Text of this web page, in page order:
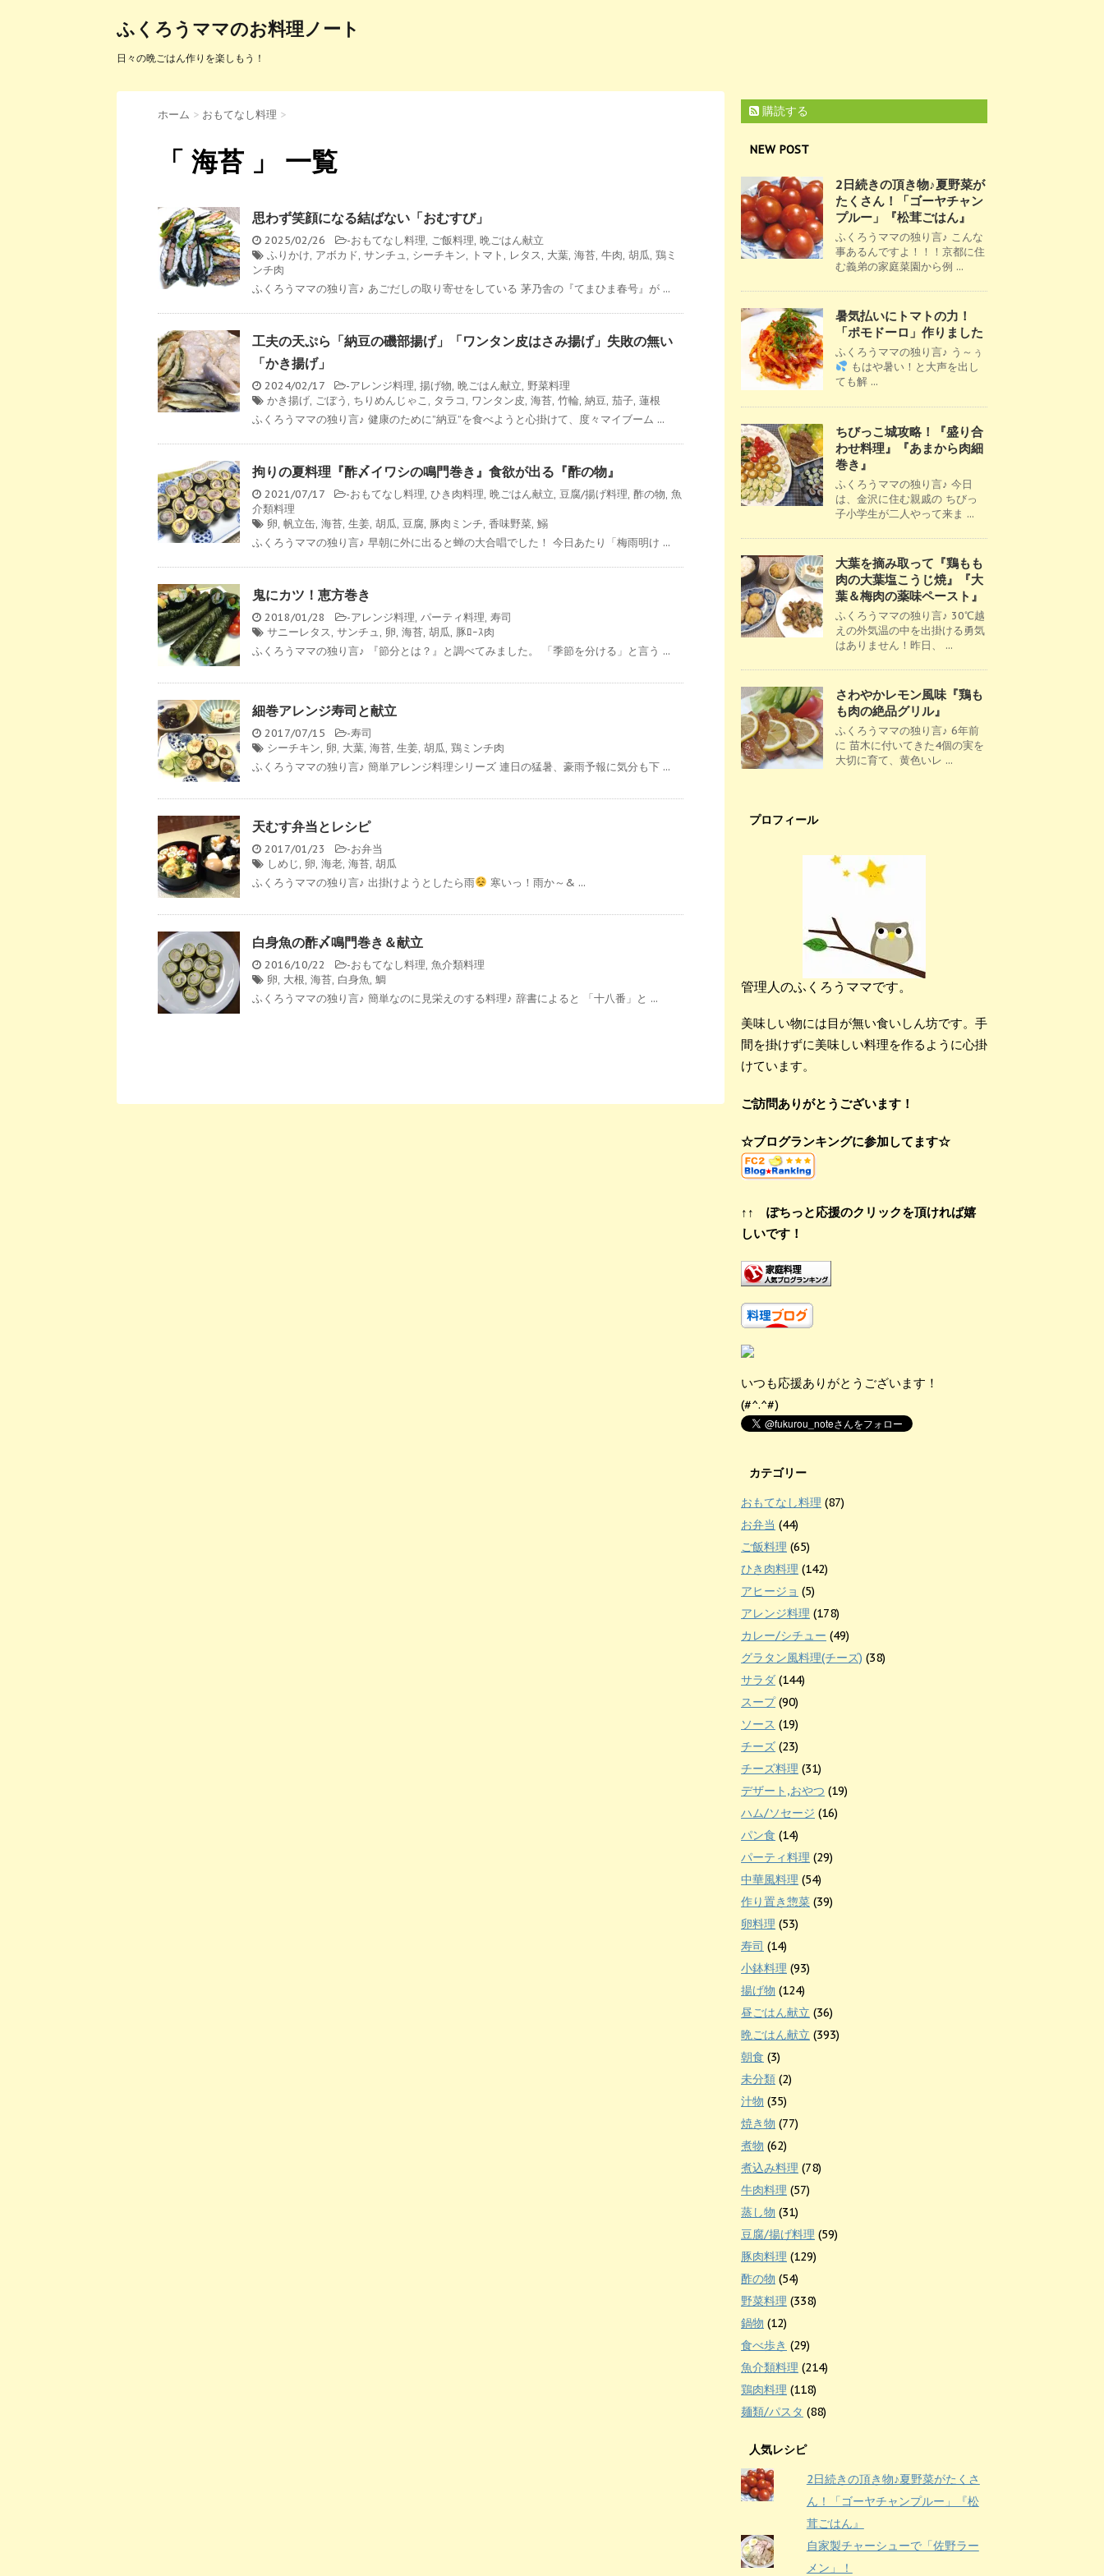
ふくろうママのお料理ノート
日々の晩ごはん作りを楽しもう！
ホーム > おもてなし料理 >
「 海苔 」 一覧
思わず笑顔になる結ばない「おむすび」
2025/02/26 -おもてなし料理, ご飯料理, 晩ごはん献立
ふりかけ, アボカド, サンチュ, シーチキン, トマト , レタス, 大葉, 海苔, 牛肉, 胡瓜, 鶏ミ
ンチ肉
ふくろうママの独り言♪ あごだしの取り寄せをしている 茅乃舎の『てまひま春号』が ...
工夫の天ぷら「納豆の磯部揚げ」「ワンタン皮はさみ揚げ」失敗の無い
「かき揚げ」
2024/02/17 -アレンジ料理, 揚げ物, 晩ごはん献立, 野菜料理
かき揚げ, ごぼう , ちりめんじゃこ , タラコ, ワンタン皮, 海苔, 竹輪, 納豆, 茄子, 蓮根
ふくろうママの独り言♪ 健康のために”納豆”を食べようと心掛けて、度々マイブーム ...
拘りの夏料理『酢〆イワシの鳴門巻き』食欲が出る『酢の物』
2021/07/17 -おもてなし料理, ひき肉料理, 晩ごはん献立, 豆腐/揚げ料理, 酢の物, 魚
介類料理
卵, 帆立缶, 海苔, 生姜, 胡瓜, 豆腐, 豚肉ミンチ, 香味野菜, 鰯
ふくろうママの独り言♪ 早朝に外に出ると蝉の大合唱でした！ 今日あたり「梅雨明け ...
鬼にカツ！恵方巻き
2018/01/28 -アレンジ料理, パーティ料理, 寿司
サニーレタス, サンチュ, 卵, 海苔, 胡瓜, 豚ﾛｰｽ肉
ふくろうママの独り言♪ 『節分とは？』と調べてみました。 「季節を分ける」と言う ...
細巻アレンジ寿司と献立
2017/07/15 -寿司
シーチキン, 卵, 大葉, 海苔, 生姜, 胡瓜, 鶏ミンチ肉
ふくろうママの独り言♪ 簡単アレンジ料理シリーズ 連日の猛暑、豪雨予報に気分も下 ...
天むす弁当とレシピ
2017/01/23 -お弁当
しめじ, 卵, 海老, 海苔, 胡瓜
ふくろうママの独り言♪ 出掛けようとしたら雨
寒いっ！雨か～& ...
白身魚の酢〆鳴門巻き＆献立
2016/10/22 -おもてなし料理, 魚介類料理
卵, 大根, 海苔, 白身魚, 鯛
ふくろうママの独り言♪ 簡単なのに見栄えのする料理♪ 辞書によると 「十八番」と ...
購読する
NEW POST
2日続きの頂き物♪夏野菜が
たくさん！「ゴーヤチャン
プルー」『松茸ごはん』
ふくろうママの独り言♪ こんな
事あるんですよ！！！京都に住
む義弟の家庭菜園から例 ...
暑気払いにトマトの力！
「ポモドーロ」作りました
ふくろうママの独り言♪ う～ぅ
もはや暑い！と大声を出し
ても解 ...
ちびっこ城攻略！『盛り合
わせ料理』『あまから肉細
巻き』
ふくろうママの独り言♪ 今日
は、金沢に住む親戚の ちびっ
子小学生が二人やって来ま ...
大葉を摘み取って『鶏もも
肉の大葉塩こうじ焼』『大
葉＆梅肉の薬味ペースト』
ふくろうママの独り言♪ 30℃越
えの外気温の中を出掛ける勇気
はありません！昨日、 ...
さわやかレモン風味『鶏も
も肉の絶品グリル』
ふくろうママの独り言♪ 6年前
に 苗木に付いてきた4個の実を
大切に育て、黄色いレ ...
プロフィール
管理人のふくろうママです。
美味しい物には目が無い食いしん坊です。手
間を掛けずに美味しい料理を作るように心掛
けています。
ご訪問ありがとうございます！
☆ブログランキングに参加してます☆
↑↑ ぽちっと応援のクリックを頂ければ嬉
しいです！
いつも応援ありがとうございます！
(#^.^#)
カテゴリー
おもてなし料理 (87)
お弁当 (44)
ご飯料理 (65)
ひき肉料理 (142)
アヒージョ (5)
アレンジ料理 (178)
カレー/シチュー (49)
グラタン風料理(チーズ) (38)
サラダ (144)
スープ(90)
ソース (19)
チーズ (23)
チーズ料理 (31)
デザート,おやつ (19)
ハム/ソセージ (16)
パン食 (14)
パーティ料理 (29)
中華風料理 (54)
作り置き惣菜 (39)
卵料理 (53)
寿司 (14)
小鉢料理 (93)
揚げ物 (124)
昼ごはん献立 (36)
晩ごはん献立 (393)
朝食 (3)
未分類 (2)
汁物 (35)
焼き物 (77)
煮物 (62)
煮込み料理 (78)
牛肉料理 (57)
蒸し物 (31)
豆腐/揚げ料理 (59)
豚肉料理 (129)
酢の物 (54)
野菜料理 (338)
鍋物 (12)
食べ歩き (29)
魚介類料理 (214)
鶏肉料理 (118)
麺類/パスタ (88)
人気レシピ
2日続きの頂き物♪夏野菜がたくさ
ん！「ゴーヤチャンプルー」『松
茸ごはん』
自家製チャーシューで「佐野ラー
メン」！